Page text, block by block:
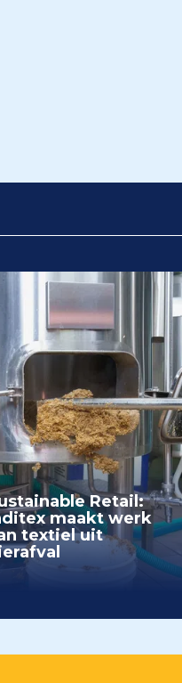
Retail:
maakt werk
textiel uit